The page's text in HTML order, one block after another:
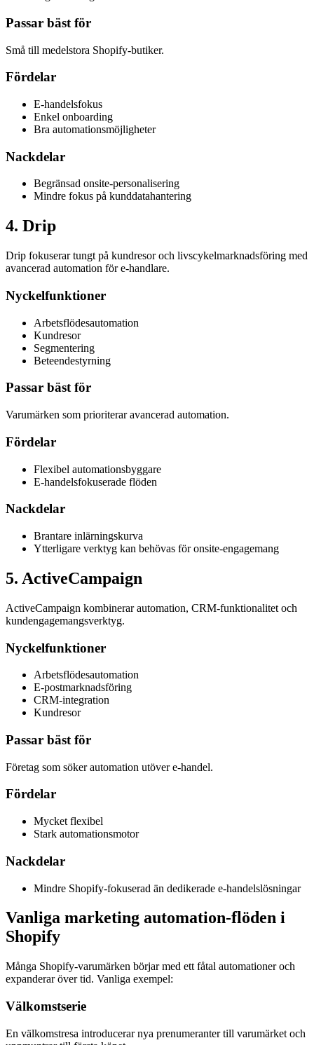
Passar bäst för
Små till medelstora Shopify-butiker.
Fördelar
E-handelsfokus
Enkel onboarding
Bra automationsmöjligheter
Nackdelar
Begränsad onsite-personalisering
Mindre fokus på kunddatahantering
4. Drip
Drip fokuserar tungt på kundresor och livscykelmarknadsföring med
avancerad automation för e-handlare.
Nyckelfunktioner
Arbetsflödesautomation
Kundresor
Segmentering
Beteendestyrning
Passar bäst för
Varumärken som prioriterar avancerad automation.
Fördelar
Flexibel automationsbyggare
E-handelsfokuserade flöden
Nackdelar
Brantare inlärningskurva
Ytterligare verktyg kan behövas för onsite-engagemang
5. ActiveCampaign
ActiveCampaign kombinerar automation, CRM-funktionalitet och
kundengagemangsverktyg.
Nyckelfunktioner
Arbetsflödesautomation
E-postmarknadsföring
CRM-integration
Kundresor
Passar bäst för
Företag som söker automation utöver e-handel.
Fördelar
Mycket flexibel
Stark automationsmotor
Nackdelar
Mindre Shopify-fokuserad än dedikerade e-handelslösningar
Vanliga marketing automation-flöden i
Shopify
Många Shopify-varumärken börjar med ett fåtal automationer och
expanderar över tid. Vanliga exempel:
Välkomstserie
En välkomstresa introducerar nya prenumeranter till varumärket och